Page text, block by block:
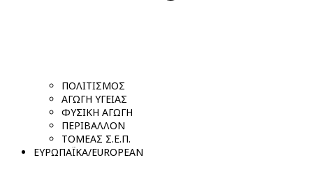
ΠΟΛΙΤΙΣΜΟΣ
ΑΓΩΓΗ ΥΓΕΙΑΣ
ΦΥΣΙΚΗ ΑΓΩΓΗ
ΠΕΡΙΒΑΛΛΟΝ
ΤΟΜΕΑΣ Σ.Ε.Π.
ΕΥΡΩΠΑΪΚΑ/EUROPEAN